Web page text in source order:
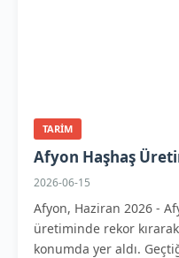
TARIM
Afyon Haşhaş
2026-06-15
Afyon, Haziran 2026 -
üretiminde rekor
konumda yer aldı.